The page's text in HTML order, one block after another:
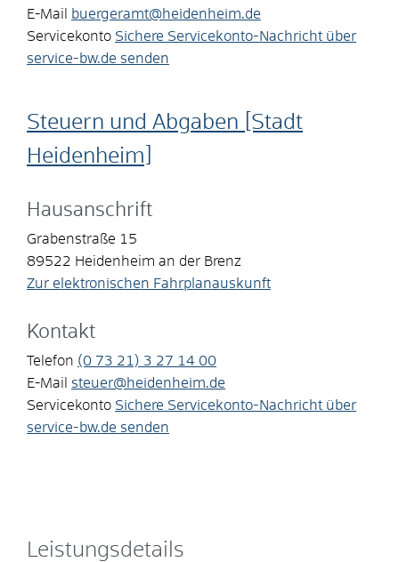
E-Mail
buergeramt@heidenheim.de
Servicekonto Sichere Servicekonto-Nachricht über
service-bw.de senden
Steuern und Abgaben [Stadt
Heidenheim]
Hausanschrift
Grabenstraße 15
89522 Heidenheim an der Brenz
Zur elektronischen Fahrplanauskunft
Kontakt
Telefon (0 73 21) 3 27 14 00
E-Mail steuer@heidenheim.de
Servicekonto Sichere Servicekonto-Nachricht über
service-bw.de senden
Leistungsdetails